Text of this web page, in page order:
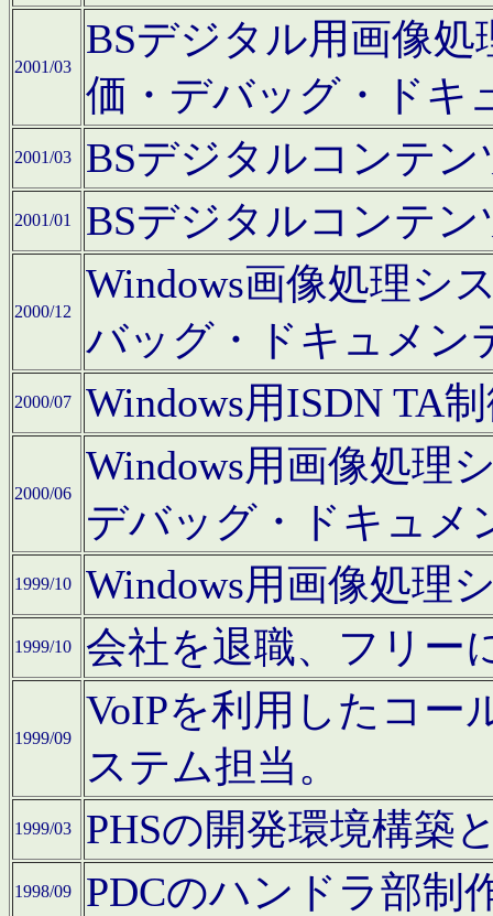
2001/03
BSデジタル用画像
価・デバッグ・ドキ
2001/03 BSデジタルコンテ
2001/01 BSデジタルコンテ
2000/12
Windows画像処理シ
バッグ・ドキュメン
2000/07 Windows用ISDN TA
2000/06
Windows用画像処理
デバッグ・ドキュメ
1999/10 Windows用画像処理
1999/10 会社を退職、フリー
1999/09
VoIPを利用したコー
ステム担当。
1999/03 PHSの開発環境構築
1998/09 PDCのハンドラ部制